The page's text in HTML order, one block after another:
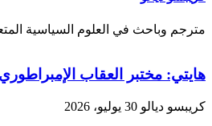
مترجم وباحث في العلوم السياسية
هايتي: مختبر العقاب
كريبسو ديالو 30 يوليو، 2026